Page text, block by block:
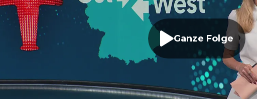
Ganze Folge